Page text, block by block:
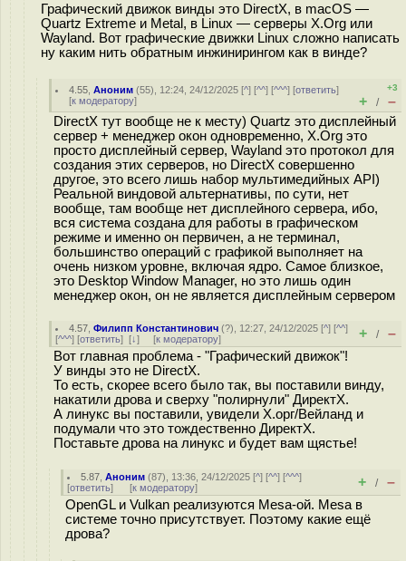
Графический движок винды это DirectX, в macOS —
Quartz Extreme и Metal, в Linux — серверы X.Org или
Wayland. Вот графические движки Linux сложно написать
ну каким нить обратным инжинирингом как в винде?
4.55 ,Аноним (55), 12:24, 24/12/2025 [^] [^^] [^^^] [ответить]
[к модератору]
+3
+ / –
DirectX тут вообще не к месту) Quartz это дисплейный
сервер + менеджер окон одновременно, X.Org это
просто дисплейный сервер, Wayland это протокол для
создания этих серверов, но DirectX совершенно
другое, это всего лишь набор мультимедийных API)
Реальной виндовой альтернативы, по сути, нет
вообще, там вообще нет дисплейного сервера, ибо,
вся система создана для работы в графическом
режиме и именно он первичен, а не терминал,
большинство операций с графикой выполняет на
очень низком уровне, включая ядро. Самое близкое,
это Desktop Window Manager, но это лишь один
менеджер окон, он не является дисплейным сервером
4.57 ,Филипп Константинович (?), 12:27, 24/12/2025 [^] [^^]
[^^^] [ответить] [↓] [к модератору] + / –
Вот главная проблема - "Графический движок"!
У винды это не DirectX.
То есть, скорее всего было так, вы поставили винду,
накатили дрова и сверху "полирнули" ДиректХ.
А линукс вы поставили, увидели Х.орг/Вейланд и
подумали что это тождественно ДиректХ.
Поставьте дрова на линукс и будет вам щястье!
5.87 ,Аноним (87), 13:36, 24/12/2025 [^] [^^] [^^^]
[ответить] [к модератору] + / –
OpenGL и Vulkan реализуются Mesa-ой. Mesa в
системе точно присутствует. Поэтому какие ещё
дрова?